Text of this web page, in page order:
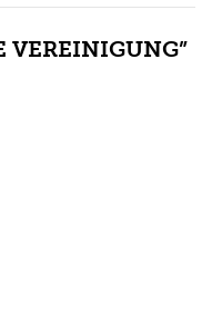
VEREINIGUNG”